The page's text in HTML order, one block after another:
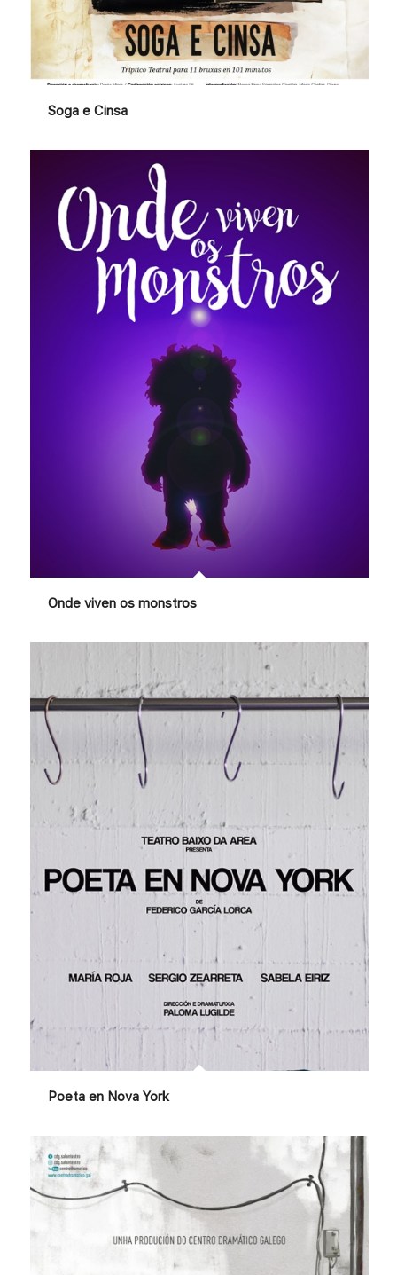
Soga e Cinsa
Onde viven os monstros
Poeta en Nova York